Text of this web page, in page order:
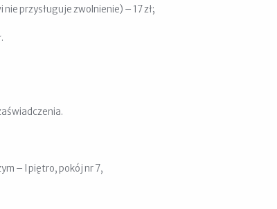
przysługuje zwolnienie) – 17 zł;
– I piętro, pokój nr 7,